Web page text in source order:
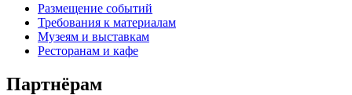
Размещение событий
Требования к материалам
Музеям и выставкам
Ресторанам и кафе
Партнёрам